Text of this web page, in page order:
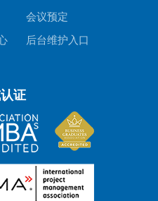
会议预定
后台维护入口
证